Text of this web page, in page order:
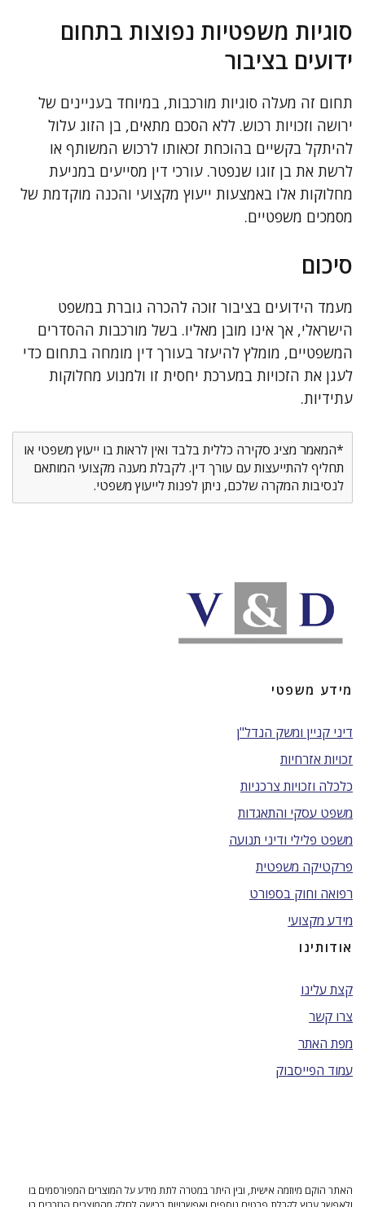
סוגיות משפטיות נפוצות בתחום
ידועים בציבור
תחום זה מעלה סוגיות מורכבות, במיוחד בעניינים של
ירושה וזכויות רכוש. ללא הסכם מתאים, בן הזוג עלול
להיתקל בקשיים בהוכחת זכאותו לרכוש המשותף או
לרשת את בן זוגו שנפטר. עורכי דין מסייעים במניעת
מחלוקות אלו באמצעות ייעוץ מקצועי והכנה מוקדמת של
מסמכים משפטיים.
סיכום
מעמד הידועים בציבור זוכה להכרה גוברת במשפט
הישראלי, אך אינו מובן מאליו. בשל מורכבות ההסדרים
המשפטיים, מומלץ להיעזר בעורך דין מומחה בתחום כדי
לעגן את הזכויות במערכת יחסית זו ולמנוע מחלוקות
עתידיות.
*המאמר מציג סקירה כללית בלבד ואין לראות בו ייעוץ משפטי או
תחליף להתייעצות עם עורך דין. לקבלת מענה מקצועי המותאם
לנסיבות המקרה שלכם, ניתן לפנות לייעוץ משפטי.
מידע משפטי
דיני קניין ומשק הנדל"ן
זכויות אזרחיות
כלכלה וזכויות צרכניות
משפט עסקי והתאגדות
משפט פלילי ודיני תנועה
פרקטיקה משפטית
רפואה וחוק בספורט
מידע מקצועי
אודותינו
קצת עלינו
צרו קשר
מפת האתר
עמוד הפייסבוק
האתר הוקם מיוזמה אישית, ובין היתר במטרה לתת מידע על המוצרים המפורסמים בו